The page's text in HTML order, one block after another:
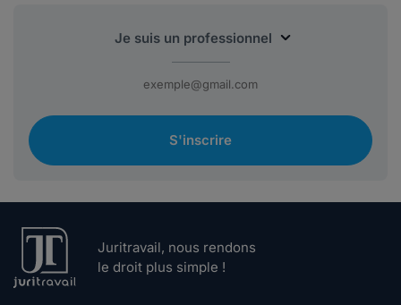
S'inscrire
Juritravail, nous rendons
le droit plus simple !